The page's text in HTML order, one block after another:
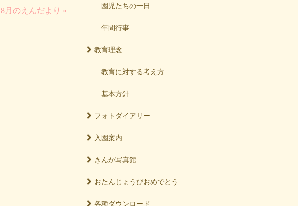
8月のえんだより »
園児たちの一日
年間行事
教育理念
教育に対する考え方
基本方針
フォト ダイアリー
入園案内
きんか写真館
おたんじょうびおめでとう
各種ダウンロード